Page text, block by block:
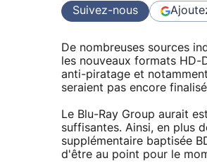
Suivez-nous
De nombreuses sources
les nouveaux formats HD-
anti-piratage et
seraient pas encore
Le Blu-Ray Group aurait
suffisantes. Ainsi, en plus
supplémentaire baptisée
d'être au point pour le